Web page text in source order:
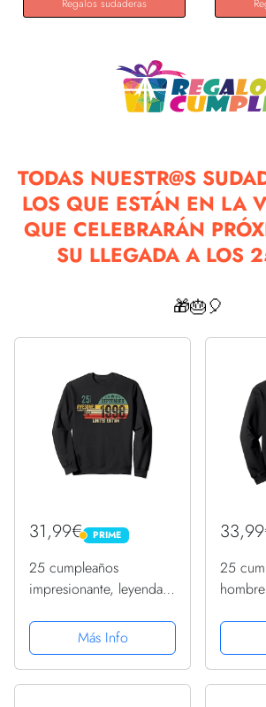
Regalos sudaderas
TODAS NUESTR@S
LOS QUE ESTÁN EN LA
QUE CELEBRARÁN
SU LLEGADA A LOS
🎁🎂🎈
31,99€ PRIME
PRIME
25 cumpleaños
impresionante, leyenda
SudaderaMás Info
25